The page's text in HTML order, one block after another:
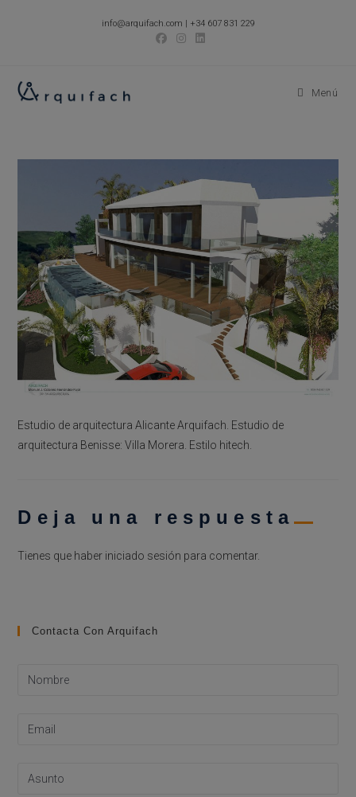
info@arquifach.com | +34 607 831 229
Menú
Estudio de arquitectura Alicante Arquifach. Estudio de
arquitectura Benisse: Villa Morera. Estilo hitech.
Deja una respuesta
Tienes que haber iniciado sesión para comentar.
Contacta Con Arquifach